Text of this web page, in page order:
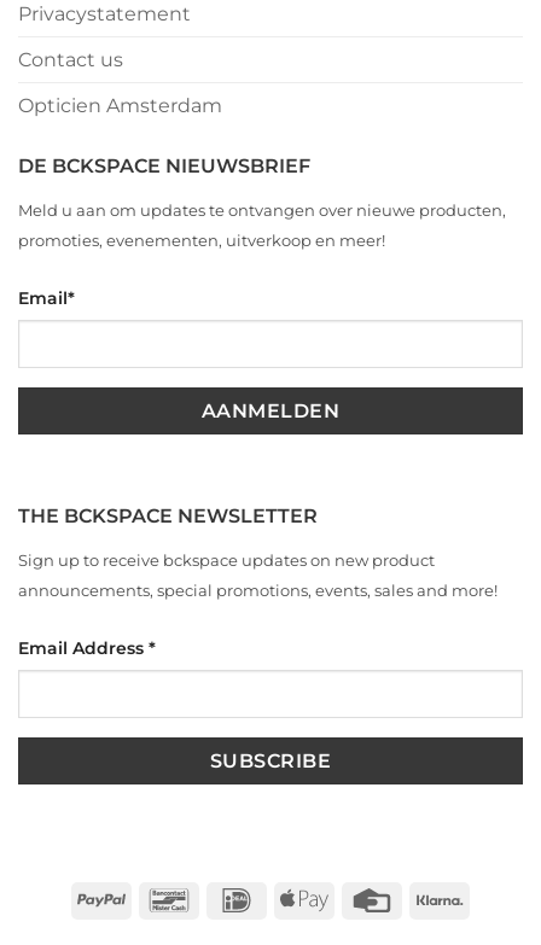
Privacystatement
Contact us
Opticien Amsterdam
DE BCKSPACE NIEUWSBRIEF
Meld u aan om updates te ontvangen over nieuwe producten,
promoties, evenementen, uitverkoop en meer!
Email*
THE BCKSPACE NEWSLETTER
Sign up to receive bckspace updates on new product
announcements, special promotions, events, sales and more!
Email Address *
PayPal Bancontact
IDeal
Apple
Credit
Klarna